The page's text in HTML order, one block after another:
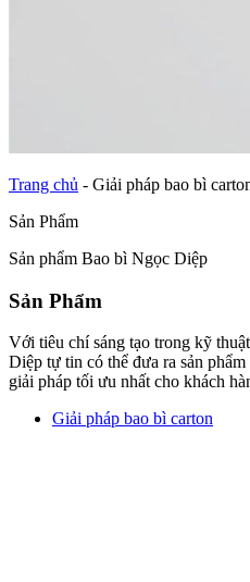
Trang chủ - Giải pháp bao bì
Sản Phẩm
Sản phẩm Bao bì Ngọc Diệp
Sản Phẩm
Với tiêu chí sáng tạo trong kỹ
Diệp tự tin có thể đưa ra sản
giải pháp tối ưu nhất cho khách
Giải pháp bao bì carton